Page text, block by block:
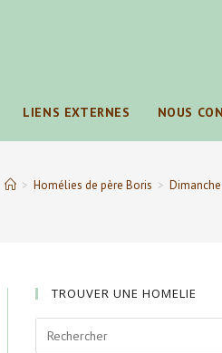
LIENS EXTERNES NOUS
> Homélies de père Boris >
TROUVER UNE HOMELIE